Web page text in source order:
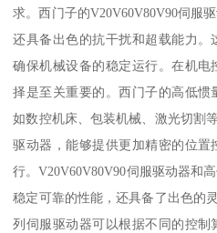
求。西门子的V20V60V80V90伺服
还具备出色的抗干扰和超载能力。
确保机械设备的稳定运行。在机
择是至关重要的。西门子的高低惯
如数控机床、包装机械、激光切割
驱动器，能够提供更加精密的位
行。V20V60V80V90伺服驱动器和
稳定可靠的性能，还具备了出色的
列伺服驱动器可以根据不同的控